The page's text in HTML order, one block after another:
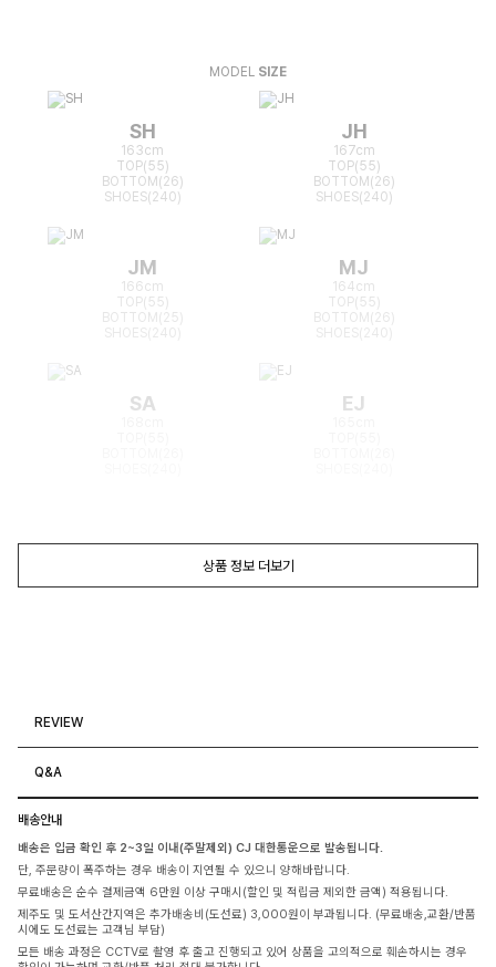
MODEL SIZE
SH
163cm
TOP(55)
BOTTOM(26)
SHOES(240)
JH
167cm
TOP(55)
BOTTOM(26)
SHOES(240)
JM
166cm
TOP(55)
BOTTOM(25)
MJ
164cm
TOP(55)
BOTTOM(26)
SA EJ
상품 정보 더보기
REVIEW
Q&A
배송안내
배송은 입금 확인 후 2~3일 이내(주말제외) CJ 대한통운으로 발송됩니다.
단, 주문량이 폭주하는 경우 배송이 지연될 수 있으니 양해바랍니다.
무료배송은 순수 결제금액 6만원 이상 구매시(할인 및 적립금 제외한 금액) 적용됩니다.
제주도 및 도서산간지역은 추가배송비(도선료) 3,000원이 부과됩니다. (무료배송,교환/반품
시에도 도선료는 고객님 부담)
모든 배송 과정은 CCTV로 촬영 후 출고 진행되고 있어 상품을 고의적으로 훼손하시는 경우